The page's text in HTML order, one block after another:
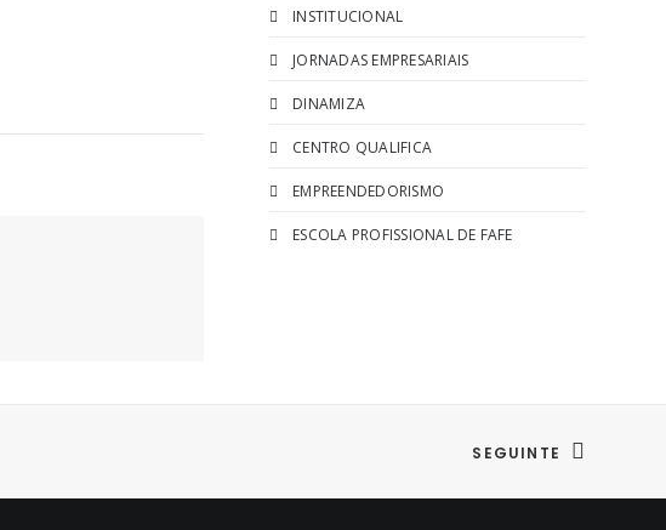
INSTITUCIONAL
JORNADAS EMPRESARIAIS
DINAMIZA
CENTRO QUALIFICA
EMPREENDEDORISMO
ESCOLA PROFISSIONAL DE FAFE
SEGUINTE